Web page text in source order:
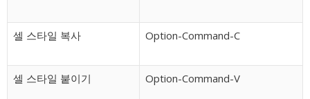
셀 스타일 복사 Option-Command-C
셀 스타일 붙이기 Option-Command-V